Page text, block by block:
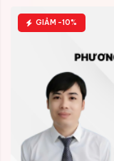
GIẢM -10%